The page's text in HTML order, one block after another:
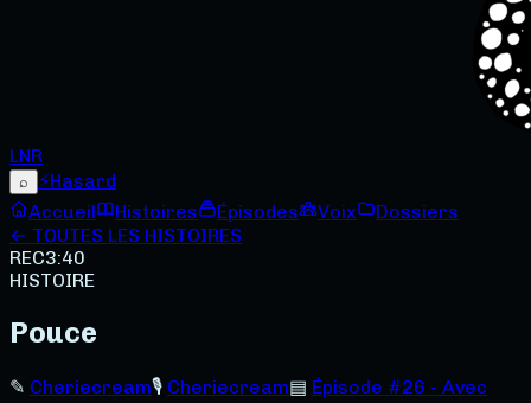
LNR
⌕ ⚡Hasard
Accueil
Histoires Épisodes Voix
Dossiers
← TOUTES LES HISTOIRES
REC3:40
HISTOIRE
Pouce
✎ Cheriecream🎙 Cheriecream▤ Épisode #26 - Avec